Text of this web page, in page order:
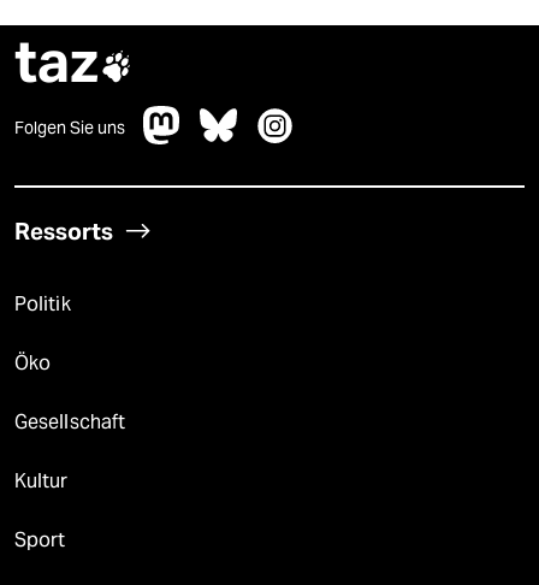
taz
Folgen Sie uns
Ressorts
Politik
Öko
Gesellschaft
Kultur
Sport